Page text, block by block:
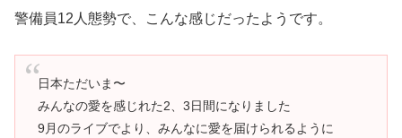
警備員12人態勢で、こんな感じだったようです。
日本ただいま〜
みんなの愛を感じれた2、3日間になりました
9月のライブでより、みんなに愛を届けられるように